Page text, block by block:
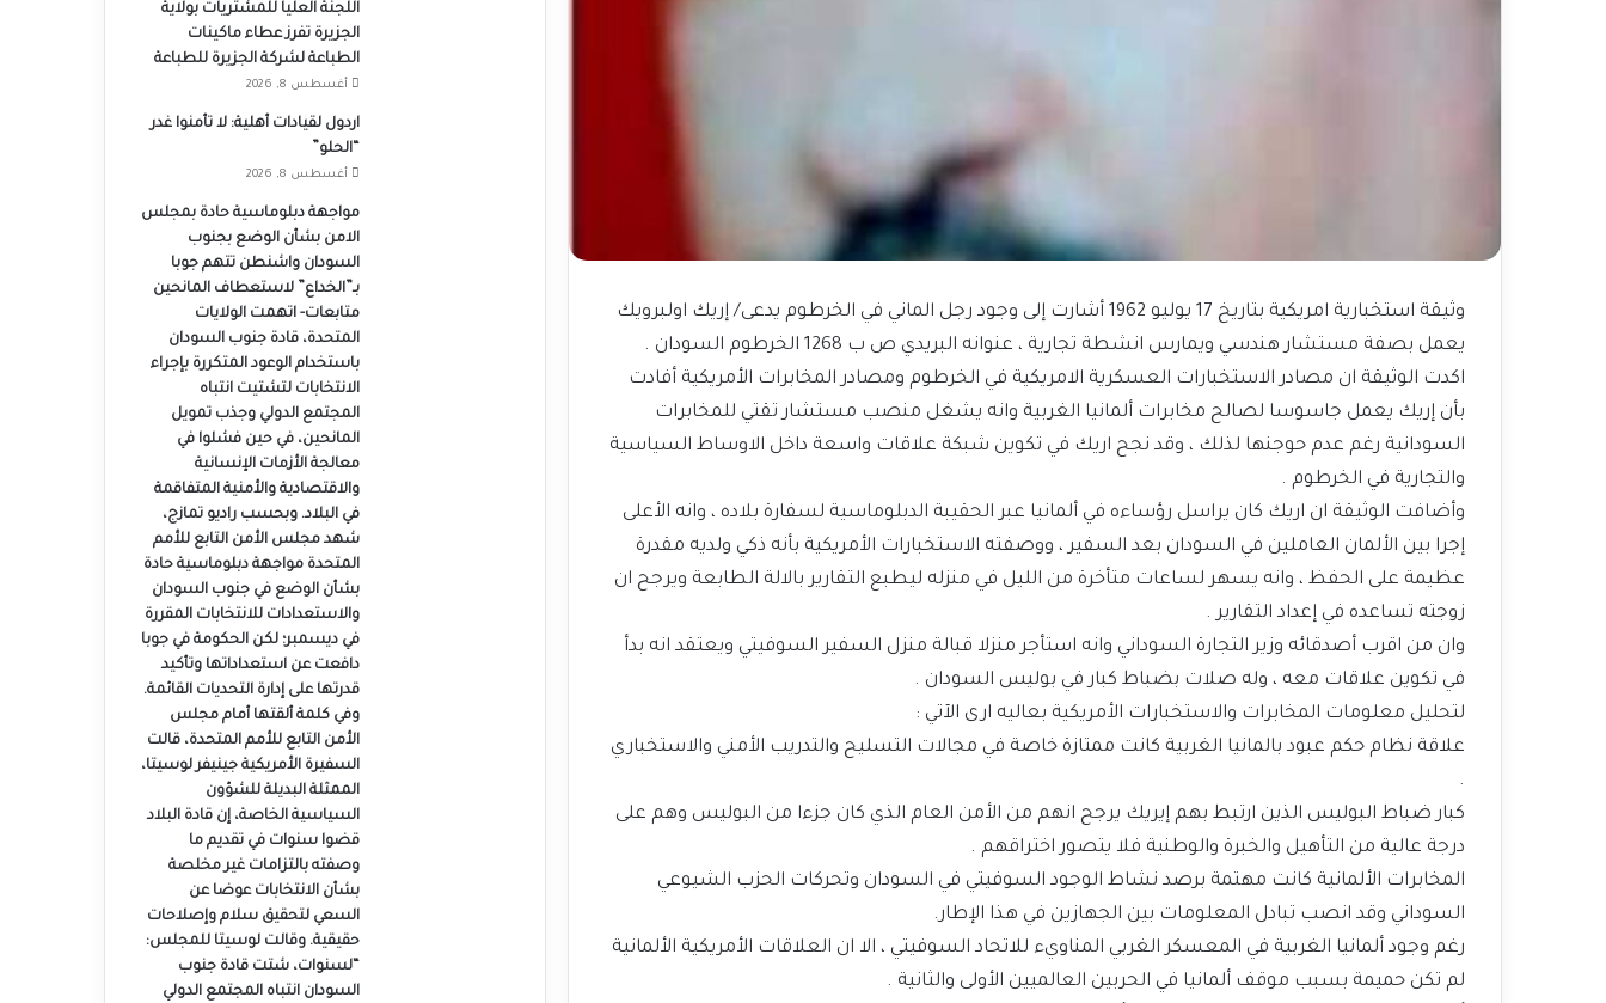
وثيقة استخبارية امريكية بتاريخ 17 يوليو 1962 أشارت إلى وجود رجل الماني في الخرطوم يدعى/ إريك اولبرويك
يعمل بصفة مستشار هندسي ويمارس انشطة تجارية ، عنوانه البريدي ص ب 1268 الخرطوم السودان .
اكدت الوثيقة ان مصادر الاستخبارات العسكرية الامريكية في الخرطوم ومصادر المخابرات الأمريكية أفادت
بأن إريك يعمل جاسوسا لصالح مخابرات ألمانيا الغربية وانه يشغل منصب مستشار تقتي للمخابرات
السودانية رغم عدم حوجنها لذلك ، وقد نجح اريك في تكوين شبكة علاقات واسعة داخل الاوساط السياسية
والتجارية في الخرطوم .
وأضافت الوثيقة ان اريك كان يراسل رؤساءه في ألمانيا عبر الحقيبة الدبلوماسية لسفارة بلاده ، وانه الأعلى
إجرا بين الألمان العاملين في السودان بعد السفير ، ووصفته الاستخبارات الأمريكية بأنه ذكي ولديه مقدرة
عظيمة على الحفظ ، وانه يسهر لساعات متأخرة من الليل في منزله ليطبع التقارير بالالة الطابعة ويرجح ان
زوجته تساعده في إعداد التقارير .
وان من اقرب أصدقائه وزير التجارة السوداني وانه استأجر منزلا قبالة منزل السفير السوفيتي ويعتقد انه بدأ
في تكوين علاقات معه ، وله صلات بضباط كبار في بوليس السودان .
لتحليل معلومات المخابرات والاستخبارات الأمريكية بعاليه ارى الآتي :
علاقة نظام حكم عبود بالمانيا الغربية كانت ممتازة خاصة في مجالات التسليح والتدريب الأمني والاستخباري
.
كبار ضباط البوليس الذين ارتبط بهم إيريك يرجح انهم من الأمن العام الذي كان جزءا من البوليس وهم على
درجة عالية من التأهيل والخبرة والوطنية فلا يتصور اختراقهم .
المخابرات الألمانية كانت مهتمة برصد نشاط الوجود السوفيتي في السودان وتحركات الحزب الشيوعي
السوداني وقد انصب تبادل المعلومات بين الجهازين في هذا الإطار.
رغم وجود ألمانيا الغربية في المعسكر الغربي المناويء للاتحاد السوفيتي ، الا ان العلاقات الأمريكية الألمانية
لم تكن حميمة بسبب موقف ألمانيا في الحربين العالميين الأولى والثانية .
اللجنة العليا للمشتريات بولاية
الجزيرة تفرز عطاء ماكينات
الطباعة لشركة الجزيرة للطباعة
أغسطس 8, 2026
اردول لقيادات أهلية: لا تأمنوا غدر
“الحلو”
أغسطس 8, 2026
مواجهة دبلوماسية حادة بمجلس
الامن بشأن الوضع بجنوب
السودان واشنطن تتهم جوبا
بـ”الخداع” لاستعطاف المانحين
متابعات- اتهمت الولايات
المتحدة، قادة جنوب السودان
باستخدام الوعود المتكررة بإجراء
الانتخابات لتشتيت انتباه
المجتمع الدولي وجذب تمويل
المانحين، في حين فشلوا في
معالجة الأزمات الإنسانية
والاقتصادية والأمنية المتفاقمة
في البلاد. وبحسب راديو تمازج،
شهد مجلس الأمن التابع للأمم
المتحدة مواجهة دبلوماسية حادة
بشأن الوضع في جنوب السودان
والاستعدادات للانتخابات المقررة
في ديسمبر؛ لكن الحكومة في جوبا
دافعت عن استعداداتها وتأكيد
قدرتها على إدارة التحديات القائمة.
وفي كلمة ألقتها أمام مجلس
الأمن التابع للأمم المتحدة، قالت
السفيرة الأمريكية جينيفر لوسيتا،
الممثلة البديلة للشؤون
السياسية الخاصة، إن قادة البلاد
قضوا سنوات في تقديم ما
وصفته بالتزامات غير مخلصة
بشأن الانتخابات عوضا عن
السعي لتحقيق سلام وإصلاحات
حقيقية. وقالت لوسيتا للمجلس:
“لسنوات، شتت قادة جنوب
السودان انتباه المجتمع الدولي